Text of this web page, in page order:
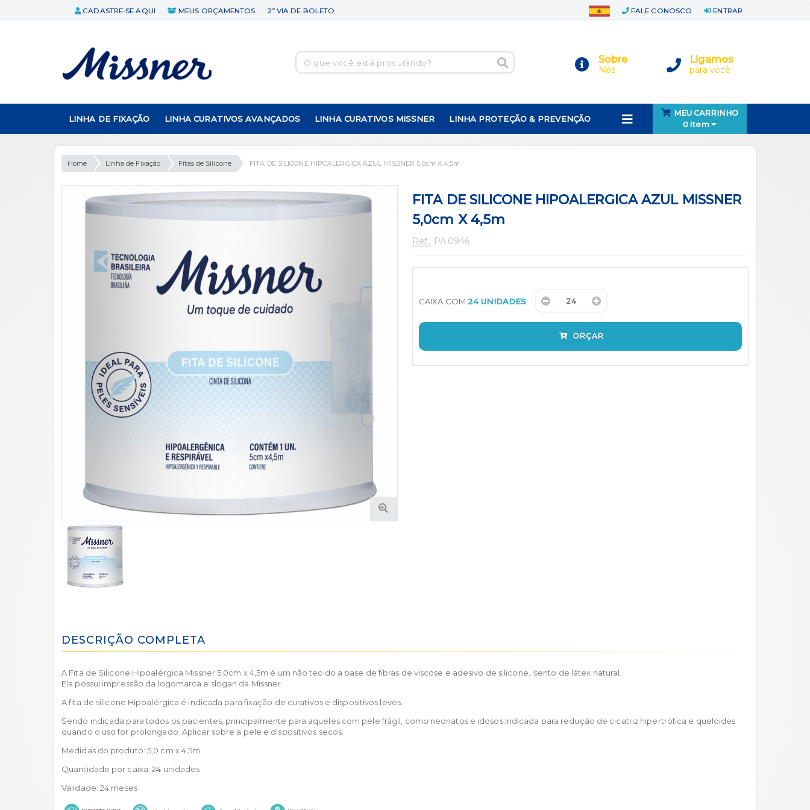
CADASTRE-SE AQUI MEUS ORÇAMENTOS 2ª VIA DE BOLETO FALE CONOSCO ENTRAR
Ligamos
para você
Sobre
Nós
LINHA DE FIXAÇÃO LINHA CURATIVOS AVANÇADOS LINHA CURATIVOS MISSNER LINHA PROTEÇÃO & PREVENÇÃO
MEU CARRINHO
0 item
Home Linha de Fixação Fitas de Silicone FITA DE SILICONE HIPOALERGICA AZUL MISSNER 5,0cm X 4,5m
FITA DE SILICONE HIPOALERGICA AZUL MISSNER
5,0cm X 4,5m
Ref.: PA.0946
CAIXA COM 24 UNIDADES:
ORÇAR
DESCRIÇÃO COMPLETA
A Fita de Silicone Hipoalérgica Missner 5,0cm x 4,5m é um não tecido a base de fibras de viscose e adesivo de silicone. Isento de látex natural.
Ela possui impressão da logomarca e slogan da Missner.
A fita de silicone Hipoalérgica é indicada para fixação de curativos e dispositivos leves.
Sendo indicada para todos os pacientes, principalmente para aqueles com pele frágil, como neonatos e idosos.Indicada para redução de cicatriz hipertrófica e queloides
quando o uso for prolongado. Aplicar sobre a pele e dispositivos secos.
Medidas do produto: 5,0 cm x 4,5m
Quantidade por caixa: 24 unidades
Validade: 24 meses